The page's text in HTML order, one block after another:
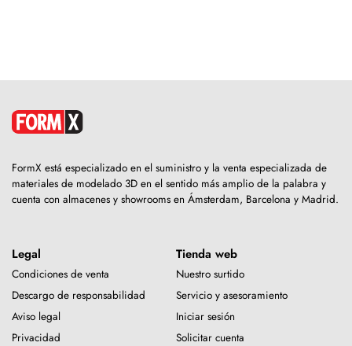
FormX está especializado en el suministro y la venta especializada de
materiales de modelado 3D en el sentido más amplio de la palabra y
cuenta con almacenes y showrooms en Ámsterdam, Barcelona y Madrid.
Legal
Condiciones de venta
Descargo de responsabilidad
Aviso legal
Privacidad
Tienda web
Nuestro surtido
Servicio y asesoramiento
Iniciar sesión
Solicitar cuenta